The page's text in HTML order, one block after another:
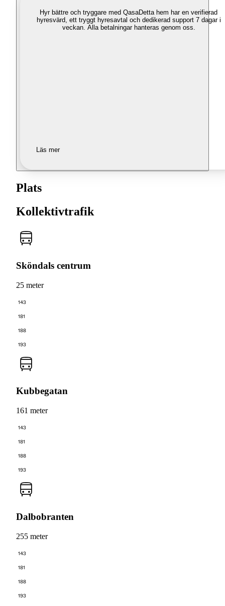
Hyr bättre och tryggare med QasaDetta hem har en verifierad
hyresvärd, ett tryggt hyresavtal och dedikerad support 7 dagar i
veckan. Alla betalningar hanteras genom oss.
Läs mer
Plats
Kollektivtrafik
Sköndals centrum
25 meter
143
181
188
193
Kubbegatan
161 meter
143
181
188
193
Dalbobranten
255 meter
143
181
188
193